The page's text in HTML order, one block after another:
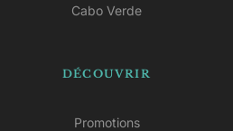
Cabo Verde
DÉCOUVRIR
Promotions